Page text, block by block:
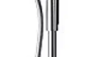
Easy Grip-kahvat. Kahvassa
EcoFlow-
säätövaihtoehtoa, helposti
sekä seinäkiinnike.